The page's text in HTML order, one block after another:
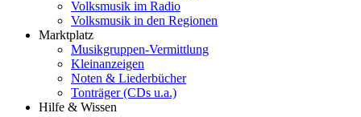
Volksmusik im Radio
Volksmusik in den Regionen
Marktplatz
Musikgruppen-Vermittlung
Kleinanzeigen
Noten & Liederbücher
Tonträger (CDs u.a.)
Hilfe & Wissen